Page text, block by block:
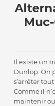
Il existe un
Dunlop. On
s’arrêter
Comme il
maintenir